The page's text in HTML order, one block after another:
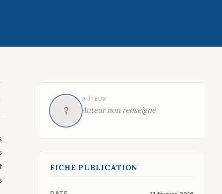
?
AUTEUR
Auteur non renseigné
FICHE PUBLICATION